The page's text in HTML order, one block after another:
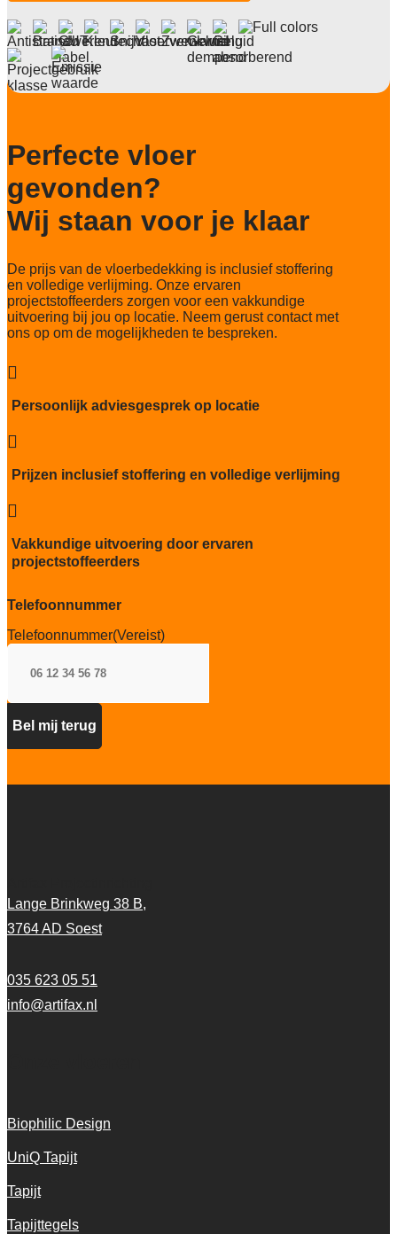
ja, , 2kv
Deling
1/10"
Totaal gwicht
klasse 33 LC 3+ Rolstoel A
Thermische weerstand
0,15 m²C° / W
Brandwerend
Bfl-S1
Project gebruik
sterk
Perfecte vloer
gevonden?
Wij staan voor je klaar
De prijs van de vloerbedekking is inclusief stoffering
en volledige verlijming. Onze ervaren
projectstoffeerders zorgen voor een vakkundige
uitvoering bij jou op locatie. Neem gerust contact met
ons op om de mogelijkheden te bespreken.

Persoonlijk adviesgesprek op locatie

Prijzen inclusief stoffering en volledige verlijming

Vakkundige uitvoering door ervaren
projectstoffeerders
Telefoonnummer
Telefoonnummer(Vereist)
Lange Brinkweg 38 B,
3764 AD Soest
035 623 05 51
info@artifax.nl
Biophilic Design
UniQ Tapijt
Tapijt
Tapijttegels